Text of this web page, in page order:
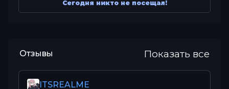
Сегодня никто не посещал!
Отзывы Показать все
ITSREALME